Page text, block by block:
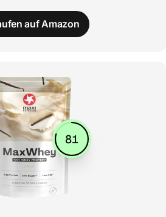
auf Amazon
81